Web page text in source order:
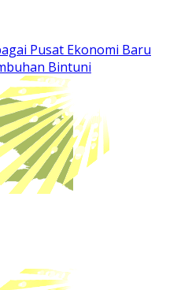
Pusat Ekonomi Baru
Bintuni